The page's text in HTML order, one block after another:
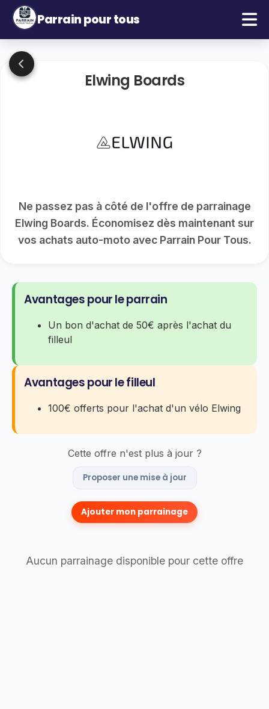
Parrain pour tous
Elwing Boards
Ne passez pas à côté de l'offre de parrainage
Elwing Boards. Économisez dès maintenant sur
vos achats auto-moto avec Parrain Pour Tous.
Avantages pour le parrain
Un bon d'achat de 50€ après l'achat du
filleul
Avantages pour le filleul
100€ offerts pour l'achat d'un vélo Elwing
Cette offre n'est plus à jour ?
Proposer une mise à jour
Ajouter mon parrainage
Aucun parrainage disponible pour cette offre